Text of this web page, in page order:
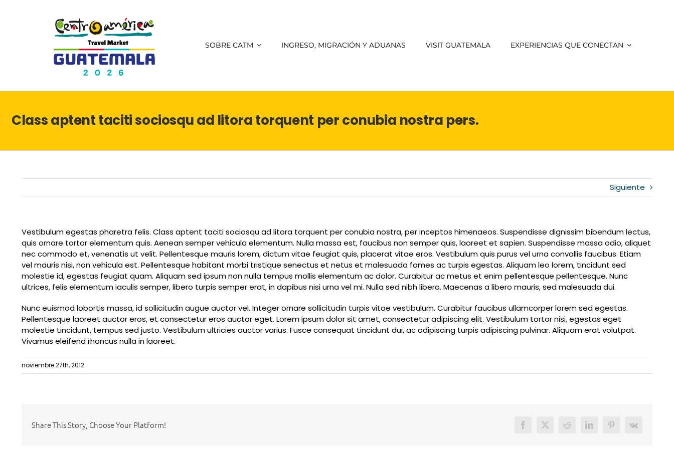
SOBRE CATM INGRESO, MIGRACIÓN Y ADUANAS VISIT GUATEMALA EXPERIENCIAS QUE CONECTAN
Class aptent taciti sociosqu ad litora torquent per conubia nostra pers.
Siguiente
Vestibulum egestas pharetra felis. Class aptent taciti sociosqu ad litora torquent per conubia nostra, per inceptos himenaeos. Suspendisse dignissim bibendum lectus,
quis ornare tortor elementum quis. Aenean semper vehicula elementum. Nulla massa est, faucibus non semper quis, laoreet et sapien. Suspendisse massa odio, aliquet
nec commodo et, venenatis ut velit. Pellentesque mauris lorem, dictum vitae feugiat quis, placerat vitae eros. Vestibulum quis purus vel urna convallis faucibus. Etiam
vel mauris nisi, non vehicula est. Pellentesque habitant morbi tristique senectus et netus et malesuada fames ac turpis egestas. Aliquam leo lorem, tincidunt sed
molestie id, egestas feugiat quam. Aliquam sed ipsum non nulla tempus mollis elementum ac dolor. Curabitur ac metus et enim pellentesque pellentesque. Nunc
ultrices, felis elementum iaculis semper, libero turpis semper erat, in dapibus nisi urna vel mi. Nulla sed nibh libero. Maecenas a libero mauris, sed malesuada dui.
Nunc euismod lobortis massa, id sollicitudin augue auctor vel. Integer ornare sollicitudin turpis vitae vestibulum. Curabitur faucibus ullamcorper lorem sed egestas.
Pellentesque laoreet auctor eros, et consectetur eros auctor eget. Lorem ipsum dolor sit amet, consectetur adipiscing elit. Vestibulum tortor nisi, egestas eget
molestie tincidunt, tempus sed justo. Vestibulum ultricies auctor varius. Fusce consequat tincidunt dui, ac adipiscing turpis adipiscing pulvinar. Aliquam erat volutpat.
Vivamus eleifend rhoncus nulla in laoreet.
noviembre 27th, 2012
Share This Story, Choose Your Platform! Facebook
X Reddit LinkedInPinterest
Vk